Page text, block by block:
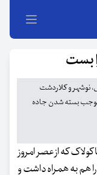
بست
نوشهر و کلاردشت
بسته شدن جاده
که از عصر امروز
را هم به همراه داشت و